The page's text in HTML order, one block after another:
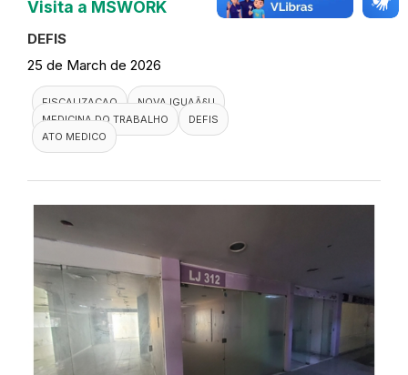
Visita a MSWORK
DEFIS
25 de March de 2026
FISCALIZACAO
NOVA IGUAÃ§U
MEDICINA DO TRABALHO
DEFIS
ATO MEDICO